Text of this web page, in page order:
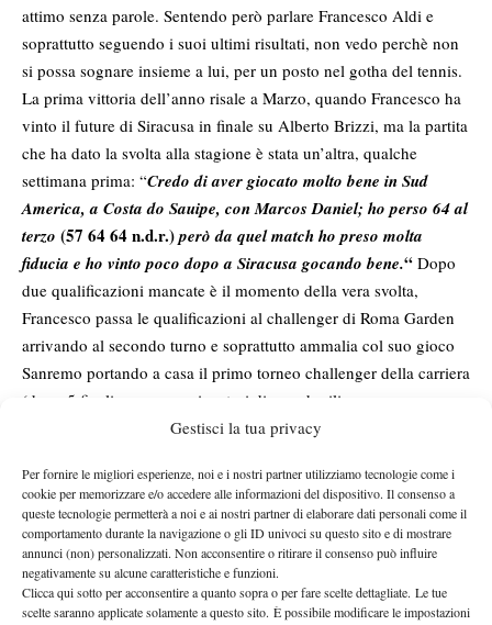
Gestisci la tua privacy
Per fornire le migliori esperienze, noi e i nostri partner utilizziamo tecnologie come i
cookie per memorizzare e/o accedere alle informazioni del dispositivo. Il consenso a
queste tecnologie permetterà a noi e ai nostri partner di elaborare dati personali come il
comportamento durante la navigazione o gli ID univoci su questo sito e di mostrare
annunci (non) personalizzati. Non acconsentire o ritirare il consenso può influire
negativamente su alcune caratteristiche e funzioni.
Clicca qui sotto per acconsentire a quanto sopra o per fare scelte dettagliate. Le tue
scelte saranno applicate solamente a questo sito. È possibile modificare le impostazioni
attimo senza parole. Sentendo però parlare Francesco Aldi e
soprattutto seguendo i suoi ultimi risultati, non vedo perchè non
si possa sognare insieme a lui, per un posto nel gotha del tennis.
La prima vittoria dell’anno risale a Marzo, quando Francesco ha
vinto il future di Siracusa in finale su Alberto Brizzi, ma la partita
che ha dato la svolta alla stagione è stata un’altra, qualche
settimana prima: “Credo di aver giocato molto bene in Sud
America, a Costa do Sauipe, con Marcos Daniel; ho perso 64 al
terzo (57 64 64 n.d.r.)però da quel match ho preso molta
fiducia e ho vinto poco dopo a Siracusa gocando bene.“ Dopo
due qualificazioni mancate è il momento della vera svolta,
Francesco passa le qualificazioni al challenger di Roma Garden
arrivando al secondo turno e soprattutto ammalia col suo gioco
Sanremo portando a casa il primo torneo challenger della carriera
(dopo 5 finali perse con giocatori di grande rilievo come
Almagro, Volandri, Hanescu, Djokovic e Galimberti). Nel suo
Healey, Naso, Patience e Lopez prima di uscire vincitore da una
vera e propria battaglia con il padrone di casa Fabio Fognini (3h
15m 75 67 64): “Nel torneo di Sanremo le cose sono andate alla
grande. Soprattutto nel match con Patience è andato tutto come
volevo, lui era incredulo.. Con Fabio in finale è stata una partita
molto intensa e di grande livello sotto il profilo tattico anche se